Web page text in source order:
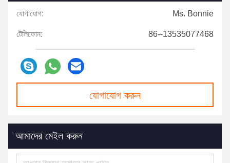
যোগাযোগ: Ms. Bonnie
টেলিফোন: 86--13535077468
যোগাযোগ করুন
আমাদের মেইল ​​করুন